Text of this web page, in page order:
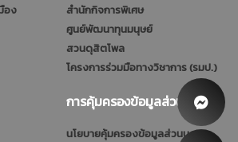
อง
สำนักกิจการพิเศษ
ศูนย์พัฒนาทุนมนุษย์
สวนดุสิตโพล
โครงการร่วมมือทางวิชาการ (รมป.)
การคุ้มครองข้อมูลส่วนบุคคล
นโยบายคุ้มครองข้อมูลส่วนบุคคล